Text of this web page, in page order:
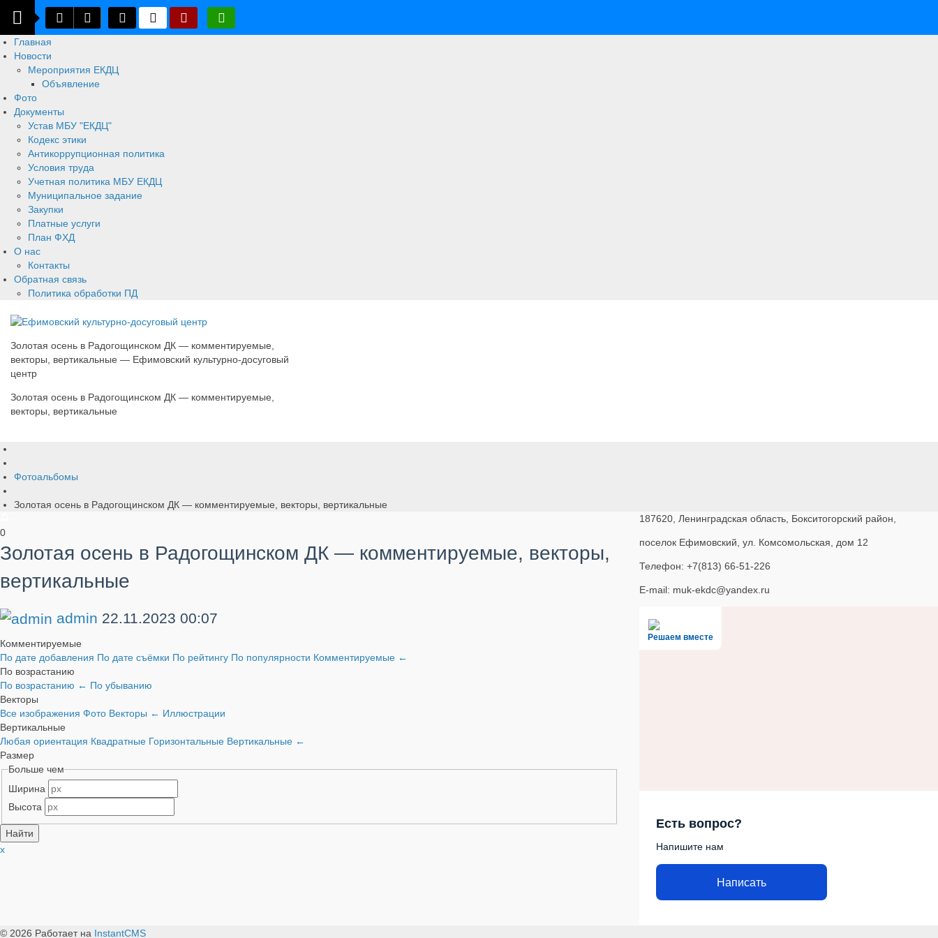
Главная
Новости
Мероприятия ЕКДЦ
Объявление
Фото
Документы
Устав МБУ "ЕКДЦ"
Кодекс этики
Антикоррупционная политика
Условия труда
Учетная политика МБУ ЕКДЦ
Муниципальное задание
Закупки
Платные услуги
План ФХД
О нас
Контакты
Обратная связь
Политика обработки ПД
​Золотая осень в Радогощинском ДК — комментируемые,
векторы, вертикальные — Ефимовский культурно-досуговый
центр
​Золотая осень в Радогощинском ДК — комментируемые,
векторы, вертикальные
Фотоальбомы
​Золотая осень в Радогощинском ДК — комментируемые, векторы, вертикальные
0
​Золотая осень в Радогощинском ДК — комментируемые, векторы,
вертикальные
admin 22.11.2023 00:07
Комментируемые
По дате добавления По дате съёмки По рейтингу По популярности Комментируемые ←
По возрастанию
По возрастанию ← По убыванию
Векторы
Все изображения Фото Векторы ← Иллюстрации
Вертикальные
Любая ориентация Квадратные Горизонтальные Вертикальные ←
Размер
Больше чем
Ширина
Высота
x
187620, Ленинградская область, Бокситогорский район,
поселок Ефимовский, ул. Комсомольская, дом 12
Телефон: +7(813) 66-51-226
E-mail: muk-ekdc@yandex.ru
Решаем вместе
Есть вопрос?
Напишите нам
Написать
© 2026 Работает на InstantCMS